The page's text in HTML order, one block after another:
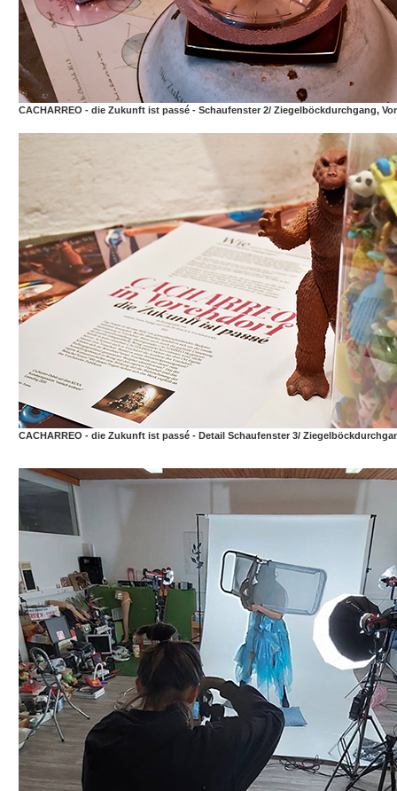
CACHARREO - die Zukunft ist passé - Schaufenster 2/ Ziegelböckdurchgang,
CACHARREO - die Zukunft ist passé - Detail Schaufenster 3/